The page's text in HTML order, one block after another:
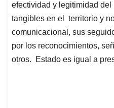
efectividad y legitimidad
tangibles en el territorio y
comunicacional, sus
por los reconocimientos,
otros. Estado es igual a